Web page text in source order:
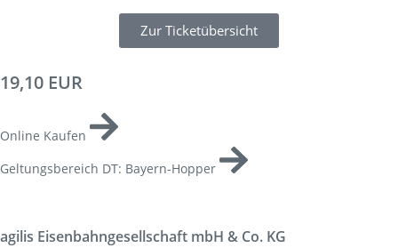
Zur Ticketübersicht
19,10 EUR
Online Kaufen
Geltungsbereich DT: Bayern-Hopper
agilis Eisenbahngesellschaft mbH & Co. KG